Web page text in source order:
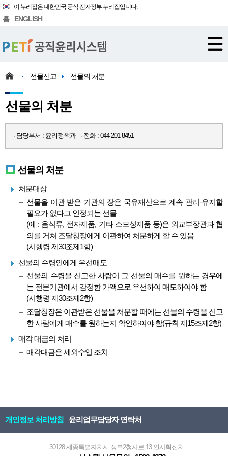
이 누리집은 대한민국 공식 전자정부 누리집입니다.
홈 ENGLISH
선물신고 선물의 처분
선물의 처분
· 담당부서 : 윤리정책과 · 전화 : 044-201-8451
선물의 처분
처분대상
선물을 이관 받은 기관의 장은 국유재산으로 계속 관리·유지할
필요가 없다고 인정되는 선물
(예 : 음식류, 전자제품, 기타 소모성제품 등)은 외교부장관과 협
의를 거쳐 조달청장에게 이관하여 처분하게 할 수 있음
(시행령 제30조제1항)
선물의 수령인에게 우선매도
선물의 수령을 신고한 사람이 그 선물의 매수를 원하는 경우에
는 전문기관에서 감정한 가액으로 우선하여 매도하여야 함
(시행령 제30조제2항)
조달청장은 이관받은 선물을 처분할 때에는 선물의 수령을 신고
한 사람에게 매수를 원하는지 확인하여야 함(규칙 제15조제2항)
매각 대금의 처리
매각대금은 세외수입 조치
개인정보 처리방침 윤리업무담당자 연락처
30128 세종특별자치시 정부2청사로 13 인사혁신처